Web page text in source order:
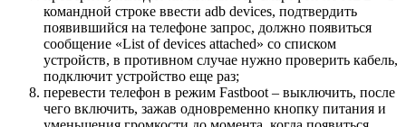
командной строке ввести adb devices, подтвердить
появившийся на телефоне запрос, должно появиться
сообщение «List of devices attached» со списком
устройств, в противном случае нужно проверить кабель,
подключит устройство еще раз;
перевести телефон в режим Fastboot – выключить, после
чего включить, зажав одновременно кнопку питания и